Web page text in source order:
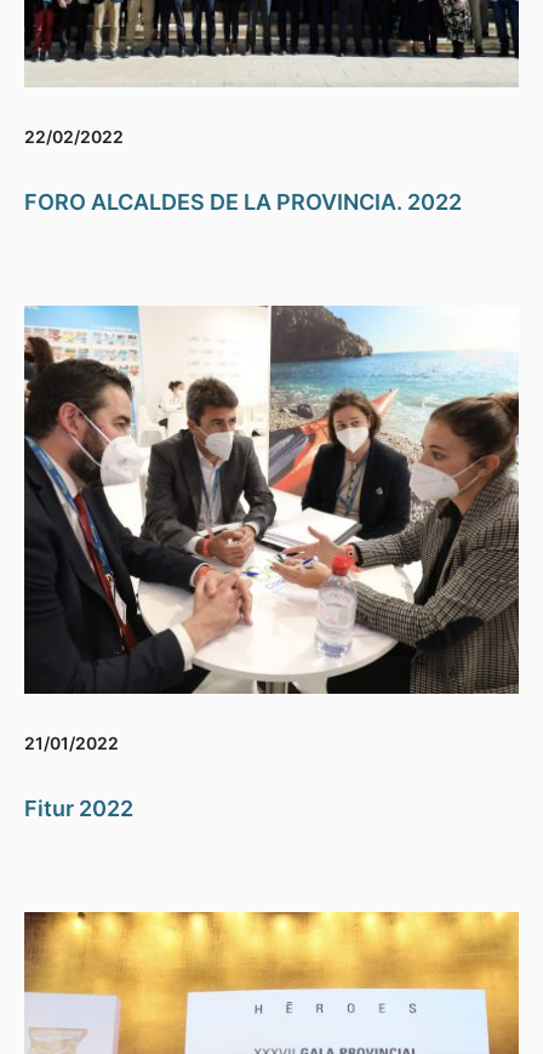
22/02/2022
FORO ALCALDES DE LA PROVINCIA. 2022
21/01/2022
Fitur 2022